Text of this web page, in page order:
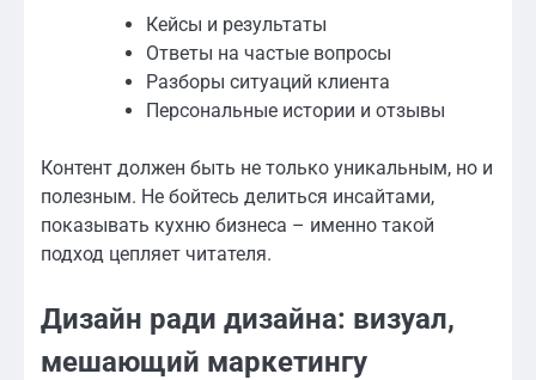
Кейсы и результаты
Ответы на частые вопросы
Разборы ситуаций клиента
Персональные истории и отзывы
Контент должен быть не только уникальным, но и
полезным. Не бойтесь делиться инсайтами,
показывать кухню бизнеса – именно такой
подход цепляет читателя.
Дизайн ради дизайна: визуал,
мешающий маркетингу